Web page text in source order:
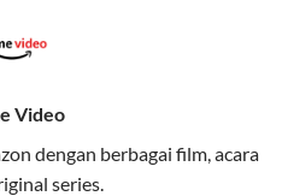
dari rumah.
mengelola jaringan dan
Video
dengan berbagai film, acara
series.